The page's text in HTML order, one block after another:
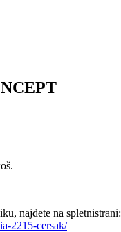
najdete na spletnistrani:
2215-cersak/